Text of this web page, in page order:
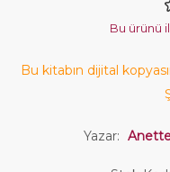
Bu ürünü
Bu kitabın dijital
Yazar: